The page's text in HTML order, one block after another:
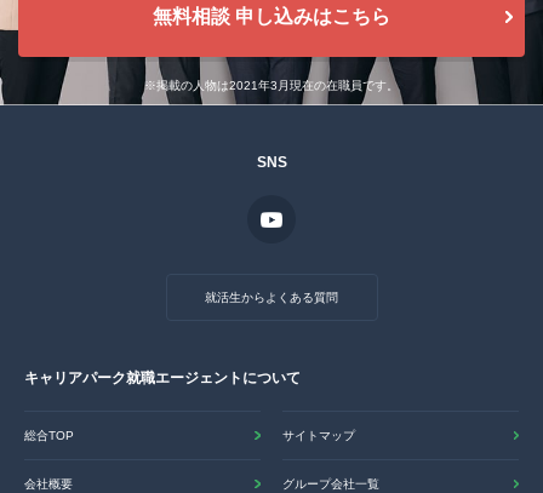
無料相談 申し込みはこちら
※掲載の人物は2021年3月現在の在職員です。
SNS
就活生からよくある質問
キャリアパーク就職エージェントについて
総合TOP サイトマップ
会社概要 グループ会社一覧